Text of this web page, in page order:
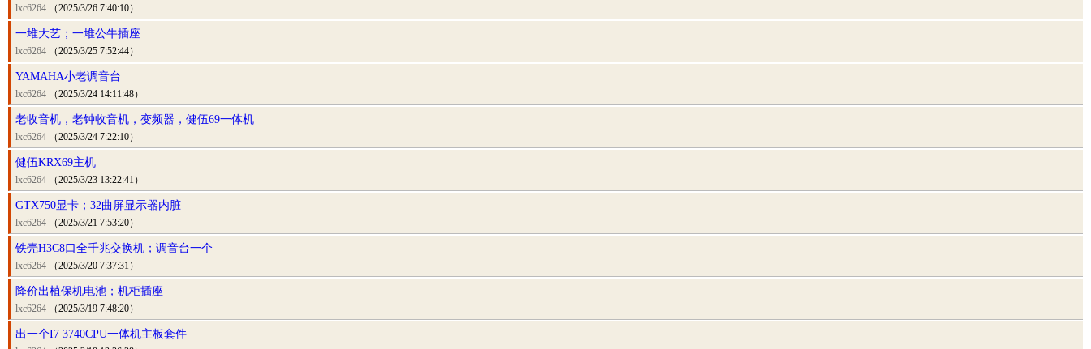
lxc6264 （2025/3/26 7:40:10）
一堆大艺；一堆公牛插座
lxc6264 （2025/3/25 7:52:44）
YAMAHA小老调音台
lxc6264 （2025/3/24 14:11:48）
老收音机，老钟收音机，变频器，健伍69一体机
lxc6264 （2025/3/24 7:22:10）
健伍KRX69主机
lxc6264 （2025/3/23 13:22:41）
GTX750显卡；32曲屏显示器内脏
lxc6264 （2025/3/21 7:53:20）
铁壳H3C8口全千兆交换机；调音台一个
lxc6264 （2025/3/20 7:37:31）
降价出植保机电池；机柜插座
lxc6264 （2025/3/19 7:48:20）
出一个I7 3740CPU一体机主板套件